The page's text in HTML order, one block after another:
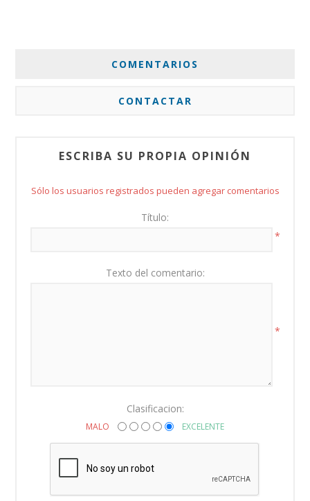
COMENTARIOS
CONTACTAR
ESCRIBA SU PROPIA OPINIÓN
Sólo los usuarios registrados pueden agregar comentarios
Título:
*
Texto del comentario:
*
Clasificacion:
MALO EXCELENTE